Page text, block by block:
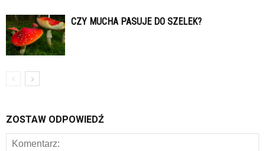
CZY MUCHA PASUJE DO SZELEK?
ZOSTAW ODPOWIEDŹ